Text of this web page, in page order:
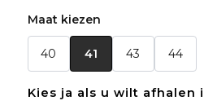
Maat kiezen
40 41 43 44
Kies ja als u wilt afhalen